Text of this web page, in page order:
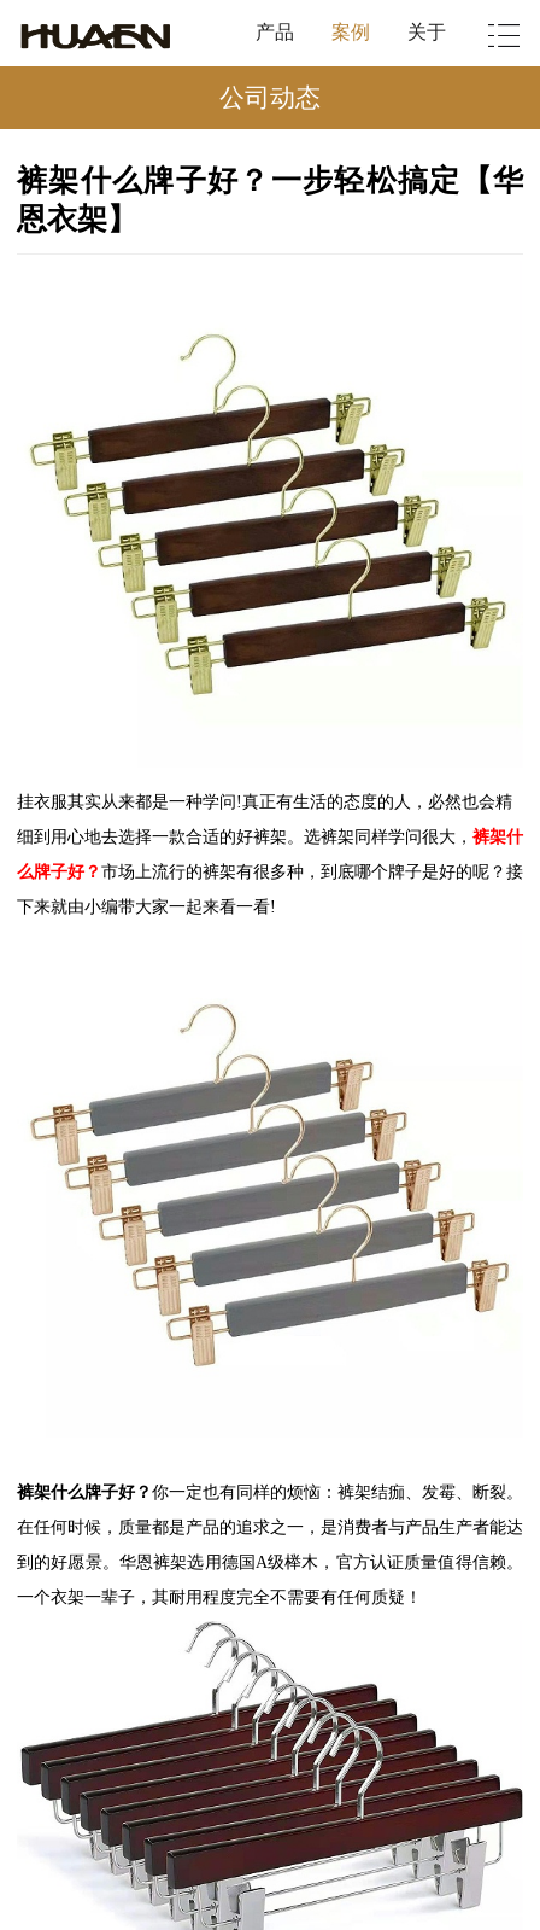
产品 案例 关于
公司动态
裤架什么牌子好？一步轻松搞定【华
恩衣架】
挂衣服其实从来都是一种学问!真正有生活的态度的人，必然也会精
细到用心地去选择一款合适的好裤架。选裤架同样学问很大， 裤架什
么牌子好？ 市场上流行的裤架有很多种，到底哪个牌子是好的呢？接
下来就由小编带大家一起来看一看!
裤架什么牌子好？ 你一定也有同样的烦恼：裤架结痂、发霉、断裂。
在任何时候，质量都是产品的追求之一，是消费者与产品生产者能达
到的好愿景。华恩裤架选用德国A级榉木，官方认证质量值得信赖。
一个衣架一辈子，其耐用程度完全不需要有任何质疑！